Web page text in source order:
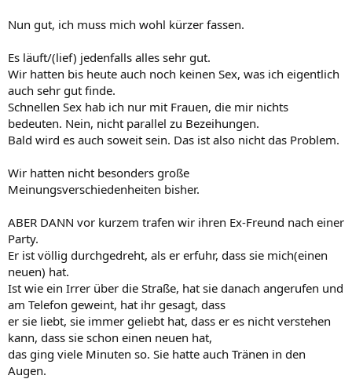
Nun gut, ich muss mich wohl kürzer fassen.
Es läuft/(lief) jedenfalls alles sehr gut.
Wir hatten bis heute auch noch keinen Sex, was ich eigentlich
auch sehr gut finde.
Schnellen Sex hab ich nur mit Frauen, die mir nichts
bedeuten. Nein, nicht parallel zu Bezeihungen.
Bald wird es auch soweit sein. Das ist also nicht das Problem.
Wir hatten nicht besonders große
Meinungsverschiedenheiten bisher.
ABER DANN vor kurzem trafen wir ihren Ex-Freund nach einer
Party.
Er ist völlig durchgedreht, als er erfuhr, dass sie mich(einen
neuen) hat.
Ist wie ein Irrer über die Straße, hat sie danach angerufen und
am Telefon geweint, hat ihr gesagt, dass
er sie liebt, sie immer geliebt hat, dass er es nicht verstehen
kann, dass sie schon einen neuen hat,
das ging viele Minuten so. Sie hatte auch Tränen in den
Augen.